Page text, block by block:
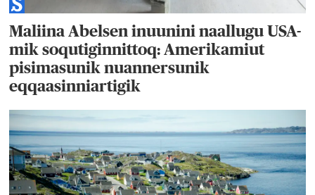
Maliina Abelsen inuunini naallugu USA-
mik soqutiginnittoq: Amerikamiut
pisimasunik nuannersunik
eqqaasinniartigik